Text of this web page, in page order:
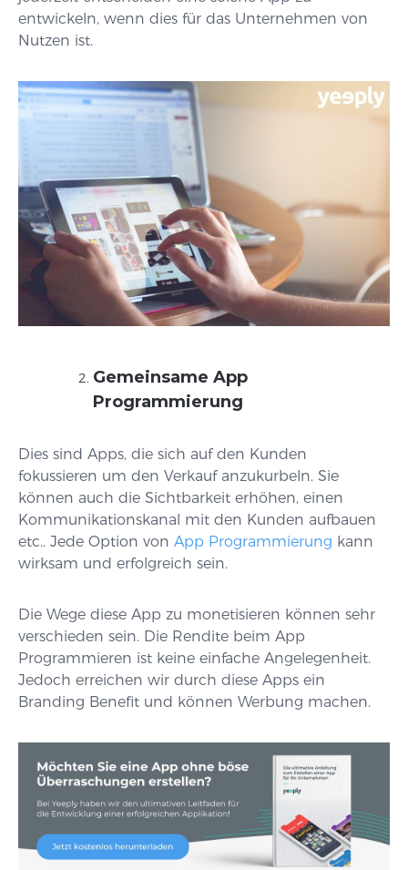
entwickeln, wenn dies für das Unternehmen von
Nutzen ist.
Gemeinsame App
Programmierung
Dies sind Apps, die sich auf den Kunden
fokussieren um den Verkauf anzukurbeln. Sie
können auch die Sichtbarkeit erhöhen, einen
Kommunikationskanal mit den Kunden aufbauen
etc.. Jede Option von App Programmierung kann
wirksam und erfolgreich sein.
Die Wege diese App zu monetisieren können sehr
verschieden sein. Die Rendite beim App
Programmieren ist keine einfache Angelegenheit.
Jedoch erreichen wir durch diese Apps ein
Branding Benefit und können Werbung machen.